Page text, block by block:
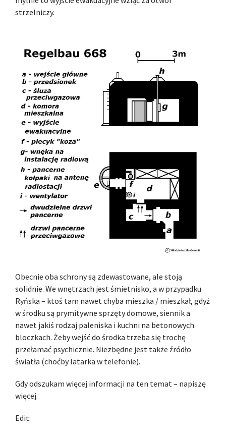
strzelniczy.
Obecnie oba schrony są zdewastowane, ale stoją
solidnie. We wnętrzach jest śmietnisko, a w przypadku
Ryńska – ktoś tam nawet chyba mieszka / mieszkał, gdyż
w środku są prymitywne sprzęty domowe, siennik a
nawet jakiś rodzaj paleniska i kuchni na betonowych
bloczkach. Żeby wejść do środka trzeba się trochę
przełamać psychicznie. Niezbędne jest także źródło
światła (choćby latarka w telefonie).
Gdy odszukam więcej informacji na ten temat – napiszę
więcej.
Edit: